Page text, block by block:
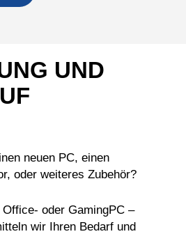
UND
neuen PC, einen
oder weiteres Zubehör?
oder GamingPC –
wir Ihren Bedarf und